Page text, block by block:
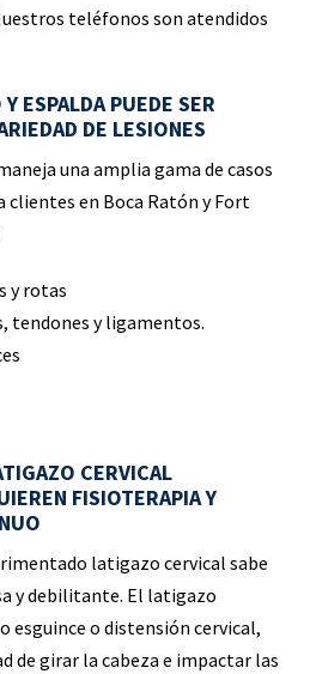
teléfonos son atendidos
ESPALDA PUEDE SER
DE LESIONES
una amplia gama de casos
clientes en Boca Ratón y Fort
y rotas
tendones y ligamentos.
CERVICAL
FISIOTERAPIA Y
latigazo cervical sabe
y debilitante. El latigazo
esguince o distensión cervical,
de girar la cabeza e impactar las